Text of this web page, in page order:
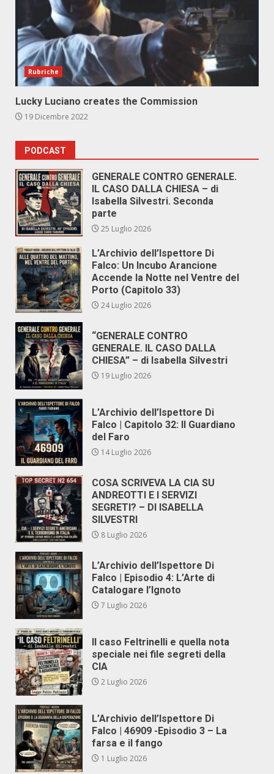
Rubriche
Lucky Luciano creates the Commission
19 Dicembre 2022
PODCAST
GENERALE CONTRO GENERALE.
IL CASO DALLA CHIESA – di
Isabella Silvestri. Seconda
parte
25 Luglio 2026
L’Archivio dell’Ispettore Di
Falco: Un Incubo Arancione
Accende la Notte nel Ventre del
Porto (Capitolo 33)
24 Luglio 2026
“GENERALE CONTRO
GENERALE. IL CASO DALLA
CHIESA” – di Isabella Silvestri
19 Luglio 2026
L’Archivio dell’Ispettore Di
Falco | Capitolo 32: Il Guardiano
del Faro
14 Luglio 2026
COSA SCRIVEVA LA CIA SU
ANDREOTTI E I SERVIZI
SEGRETI? – DI ISABELLA
SILVESTRI
8 Luglio 2026
L’Archivio dell’Ispettore Di
Falco | Episodio 4: L’Arte di
Catalogare l’Ignoto
7 Luglio 2026
Il caso Feltrinelli e quella nota
speciale nei file segreti della
CIA
2 Luglio 2026
L’Archivio dell’Ispettore Di
Falco | 46909 -Episodio 3 – La
farsa e il fango
1 Luglio 2026